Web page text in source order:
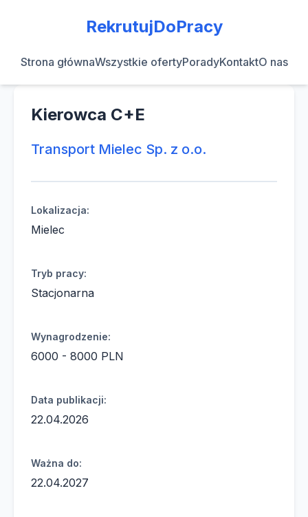
RekrutujDoPracy
Strona głównaWszystkie ofertyPoradyKontaktO nas
Kierowca C+E
Transport Mielec Sp. z o.o.
Lokalizacja:
Mielec
Tryb pracy:
Stacjonarna
Wynagrodzenie:
6000 - 8000 PLN
Data publikacji:
22.04.2026
Ważna do:
22.04.2027